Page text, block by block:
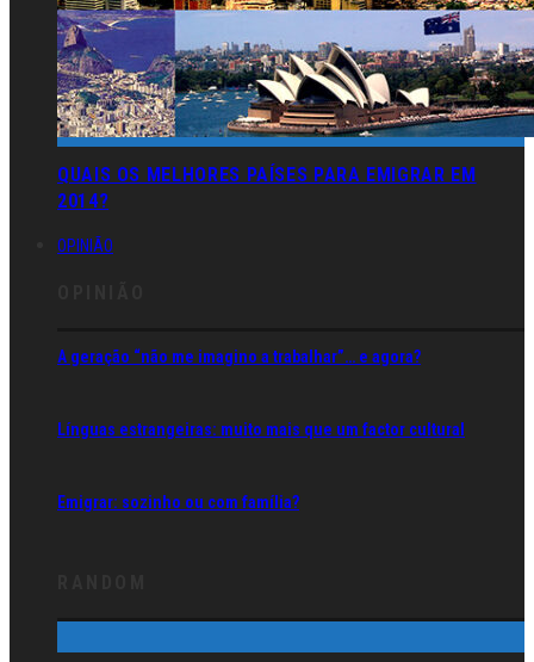
QUAIS OS MELHORES PAÍSES PARA EMIGRAR EM
2014?
OPINIÃO
A geração “não me imagino a trabalhar”… e agora?
Línguas estrangeiras: muito mais que um factor cultural
Emigrar: sozinho ou com família?